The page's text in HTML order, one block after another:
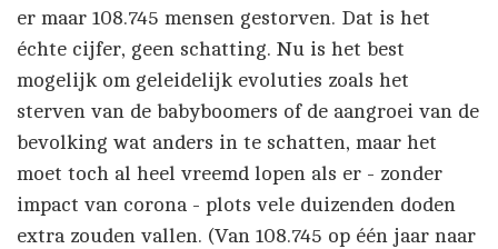
er maar 108.745 mensen gestorven. Dat is het
échte cijfer, geen schatting. Nu is het best
mogelijk om geleidelijk evoluties zoals het
sterven van de babyboomers of de aangroei van de
bevolking wat anders in te schatten, maar het
moet toch al heel vreemd lopen als er - zonder
impact van corona - plots vele duizenden doden
extra zouden vallen. (Van 108.745 op één jaar naar